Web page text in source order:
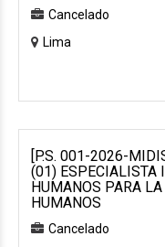
Cancelado
Lima
[P.S. 001-2026-
(01) ESPECIALISTA
HUMANOS PARA
HUMANOS
Cancelado